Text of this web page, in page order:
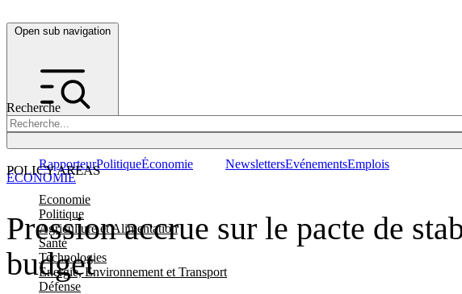
Open sub navigation
Recherche
POLICY AREAS
Economie
Politique
Agriculture et Alimentation
Santé
Technologies
Energie, Environnement et Transport
Défense
RapporteurPolitiqueÉconomie NewslettersEvénementsEmplois
Pression accrue sur le pacte de
budget
ÉCONOMIE